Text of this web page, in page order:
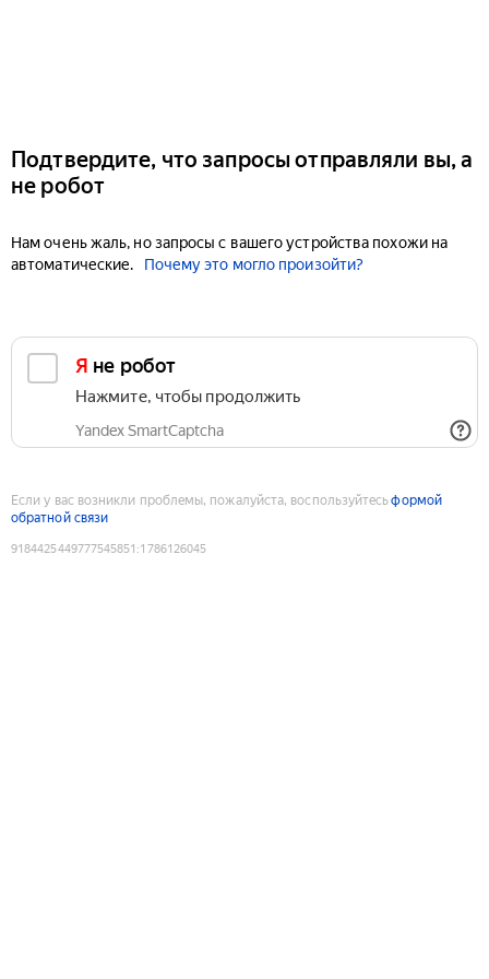
Подтвердите, что запросы отправляли вы, а
не робот
Нам очень жаль, но запросы с вашего устройства похожи на
автоматические.
Почему это могло произойти?
Я не робот
Нажмите, чтобы продолжить
Yandex SmartCaptcha
Если у вас возникли проблемы, пожалуйста, воспользуйтесьформой
обратной связи
9184425449777545851 :1786126045